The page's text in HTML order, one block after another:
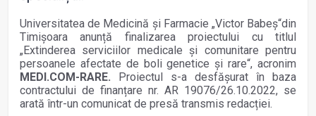
Universitatea de Medicină și Farmacie „Victor Babeș“din
Timișoara anunță finalizarea proiectului cu titlul
„Extinderea serviciilor medicale și comunitare pentru
persoanele afectate de boli genetice și rare“, acronim
MEDI.COM-RARE. Proiectul s-a desfășurat în baza
contractului de finanțare nr. AR 19076/26.10.2022, se
arată într-un comunicat de presă transmis redacției.